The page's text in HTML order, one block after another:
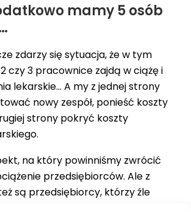
mamy 5 osób
zdarzy się sytuacja, że w tym
czy 3 pracownice zajdą w ciążę i
lekarskie… A my z jednej strony
nowy zespół, ponieść koszty
strony pokryć koszty
na który powinniśmy zwrócić
przedsiębiorców. Ale z
są przedsiębiorcy, którzy źle